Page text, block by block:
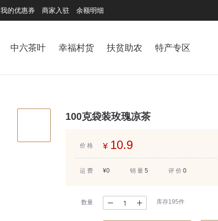
我的优惠券 商家入驻 余额明细
中六茶叶 幸福村货 扶贫助农 特产专区
100克袋装玫瑰凉茶
价 格 ¥ 10.9
运 费 ¥0 销 量 5 评 价 0
数量 库存195件